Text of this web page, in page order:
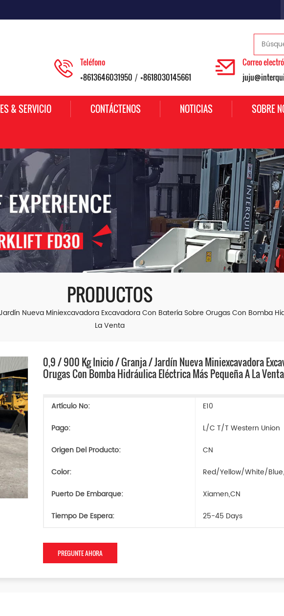
Teléfono
+8613646031950 / +8618030145661
Correo
& SERVICIO CONTÁCTENOS NOTICIAS SOBRE
PRODUCTOS
Nueva Miniexcavadora Excavadora Con Batería Sobre Orugas Con Bomba
La Venta
0,9 / 900 Kg Inicio / Granja / Jardín Nueva Miniexcavadora
Orugas Con Bomba Hidráulica Eléctrica Más Pequeña A La Venta
Artículo No:
E10
Pago:
L/C T/T Western Union
Origen Del Producto:
CN
Color:
Red/Yellow/White/
Puerto De Embarque:
Xiamen,CN
Tiempo De Espera:
25-45 Days
PREGUNTE AHORA